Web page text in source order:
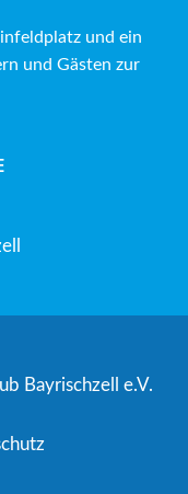
und ein
und Gästen zur
Bayrischzell e.V.